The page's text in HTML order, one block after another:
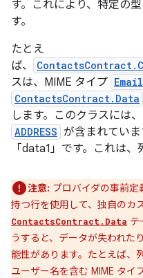
す。これにより、特定の
す。
たとえ
ば、
スは、MIME タイプ
ContactsContract.Data
します。このクラスには
ADDRESS が含まれていま
「data1」です。これは、
注意: プロバイダの事前定
持つ行を使用して、独自のカ
ContactsContract.Data テ
うすると、データが失われた
能性があります。たとえば、列
ユーザー名を含む MIME タイ